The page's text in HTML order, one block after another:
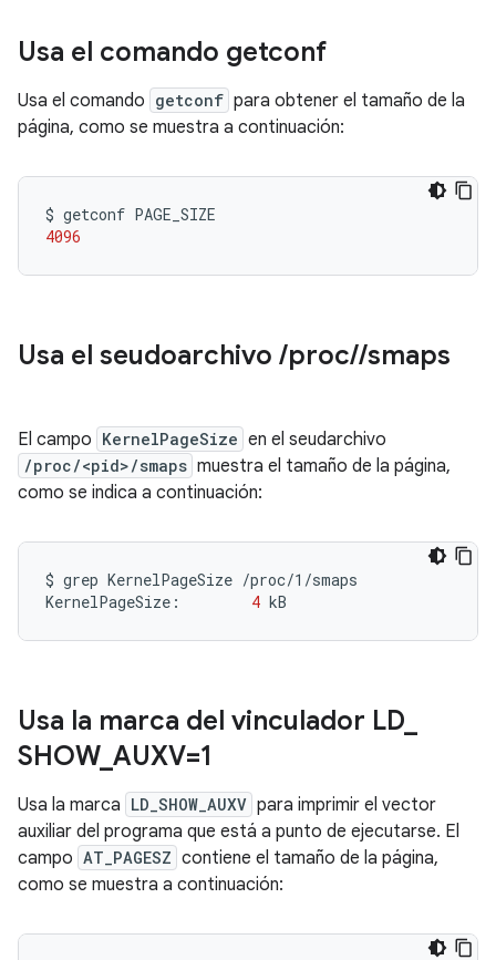
Usa el comando getconf
Usa el comando getconf para obtener el tamaño de la
página, como se muestra a continuación:
$ getconf
4096
Usa el seudoarchivo /proc//smaps
El campo KernelPageSize en el seudarchivo
/proc/<pid>/smaps muestra el tamaño de la página,
como se indica a continuación:
$ grep KernelPageSize /proc/1/smaps
KernelPageSize:
4
Usa la marca del vinculador LD
SHOW_ AUXV=1
Usa la marca LD_SHOW_AUXV para imprimir el vector
auxiliar del programa que está a punto de ejecutarse. El
campo AT_PAGESZ contiene el tamaño de la página,
como se muestra a continuación: